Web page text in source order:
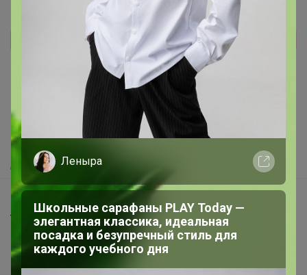
Как здесь все устроено?
Как сделать заказ?
Как получить?
Доставка
Шоурумы
Торговые марки
Наша команда
Леныра
Школьные сарафаны PLAY Today —
элегантная классика, идеальная
посадка и безупречный стиль для
каждого учебного дня